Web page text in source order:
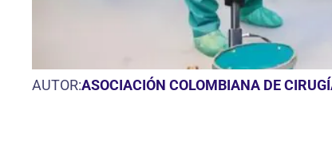
AUTOR:ASOCIACIÓN COLOMBIANA DE